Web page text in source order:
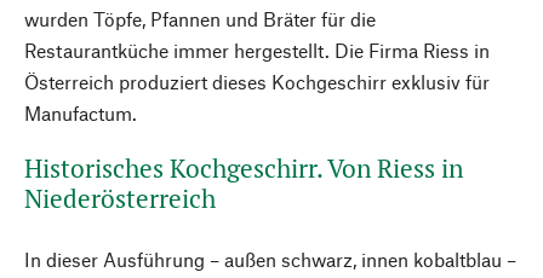
wurden Töpfe, Pfannen und Bräter für die
Restaurantküche immer hergestellt. Die Firma Riess in
Österreich produziert dieses Kochgeschirr exklusiv für
Manufactum.
Historisches Kochgeschirr. Von Riess in
Niederösterreich
In dieser Ausführung – außen schwarz, innen kobaltblau –